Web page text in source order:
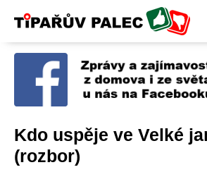
Tipařův palec
Kdo uspěje ve Velké
(rozbor)